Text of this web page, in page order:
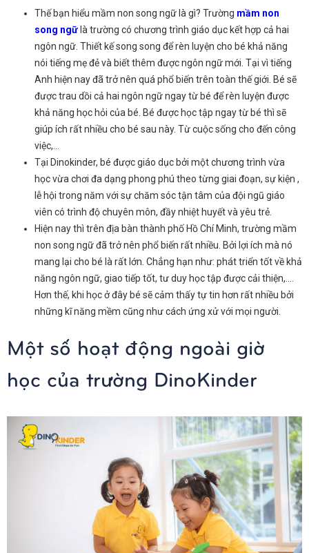
Thế bạn hiểu mầm non song ngữ là gì? Trường mầm non
song ngữ là trường có chương trình giáo dục kết hợp cả hai
ngôn ngữ. Thiết kế song song để rèn luyện cho bé khả năng
nói tiếng mẹ đẻ và biết thêm được ngôn ngữ mới. Tại vì tiếng
Anh hiện nay đã trở nên quá phổ biến trên toàn thế giới. Bé sẽ
được trau dồi cả hai ngôn ngữ ngay từ bé để rèn luyện được
khả năng học hỏi của bé. Bé được học tập ngay từ bé thì sẽ
giúp ích rất nhiều cho bé sau này. Từ cuộc sống cho đến công
việc,…
Tại Dinokinder, bé được giáo dục bởi một chương trình vừa
học vừa chơi đa dạng phong phú theo từng giai đoạn, sự kiện ,
lễ hội trong năm với sự chăm sóc tận tâm của đội ngũ giáo
viên có trình độ chuyên môn, đầy nhiệt huyết và yêu trẻ.
Hiện nay thì trên địa bàn thành phố Hồ Chí Minh, trường mầm
non song ngữ đã trở nên phổ biến rất nhiều. Bởi lợi ích mà nó
mang lại cho bé là rất lớn. Chẳng hạn như: phát triển tốt về khả
năng ngôn ngữ, giao tiếp tốt, tư duy học tập được cải thiện,….
Hơn thế, khi học ở đây bé sẽ cảm thấy tự tin hơn rất nhiều bởi
những kĩ năng mềm cũng như cách ứng xử với mọi người.
Một số hoạt động ngoài giờ
học của trường DinoKinder